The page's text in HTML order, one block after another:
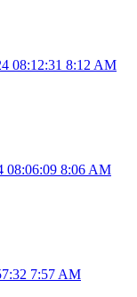
08:12:31 8:12 AM
08:06:09 8:06 AM
7:57 AM